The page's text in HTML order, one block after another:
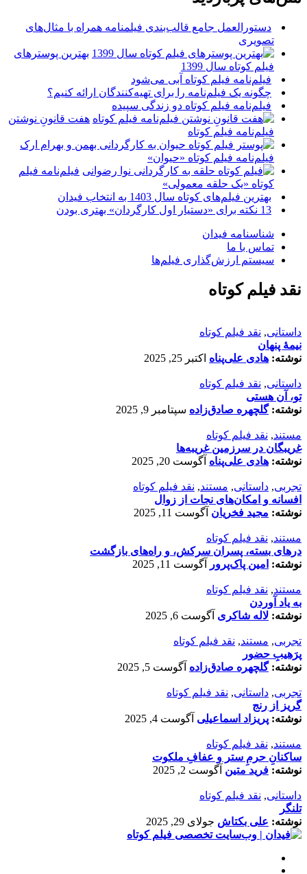
دستورالعمل جامع قالب‌بندی فیلمنامه همراه با مثال‌های
تصویری
بهترین پوسترهای
فیلم کوتاه سال 1399
فیلم‌نامه فیلم کوتاه آبی می‌شود
چگونه یک فیلم‌نامه را برای تهیه‌کنندگان ارائه کنیم؟
فیلم‌نامه فیلم کوتاه دو زندگی سپیده
هفت قانونِ نوشتن
فیلم‌نامه فیلم کوتاه
فیلم‌نامه فیلم کوتاه «حیوان»
فیلم‌نامه فیلم
کوتاه «یک حلقه معمولی»
بهترین فیلم‌های کوتاه سال 1403 به انتخاب فیدان
13 نکته برای «دستیار اول کارگردان» بهتری بودن
شناسنامه فیدان
تماس با ما
سیستم ارزش‌گذاری فیلم‌ها
نقد فیلم کوتاه
داستانی, نقد فیلم کوتاه
نیمۀ پنهان
نوشته: هادی علی‌پناه اکتبر 25, 2025
داستانی, نقد فیلم کوتاه
تو، آن هستی
نوشته:گلچهره صادق‌زاده سپتامبر 9, 2025
مستند, نقد فیلم کوتاه
غریبگان در سرزمین غریبه‌ها
نوشته: هادی علی‌پناه آگوست 20, 2025
تجربی, داستانی, مستند, نقد فیلم کوتاه
افسانه‌ و امکان‌های نجات از زوال
نوشته: مجید فخریان آگوست 11, 2025
مستند, نقد فیلم کوتاه
درهای بسته، پسران سرکش، و راه‌های بازگشت
نوشته: امین پاک‌پرور آگوست 11, 2025
مستند, نقد فیلم کوتاه
به یاد آوردن
نوشته: لاله شاکری آگوست 6, 2025
تجربی, مستند, نقد فیلم کوتاه
پرَهیب‌ِ حضور
نوشته:گلچهره صادق‌زاده آگوست 5, 2025
تجربی, داستانی, نقد فیلم کوتاه
گریز از رنج
نوشته: پریزاد اسماعیلی آگوست 4, 2025
مستند, نقد فیلم کوتاه
ساکنانِ حرمِ ستر و عفافِ ملکوت
نوشته: فرید متین آگوست 2, 2025
داستانی, نقد فیلم کوتاه
تلنگر
نوشته: علی بکتاش جولای 29, 2025